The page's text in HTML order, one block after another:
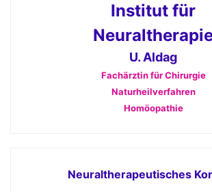
Institut für
U. Aldag
Fachärztin für Chirurgie
Naturheilverfahren
Homöopathie
Neuraltherapeutisches